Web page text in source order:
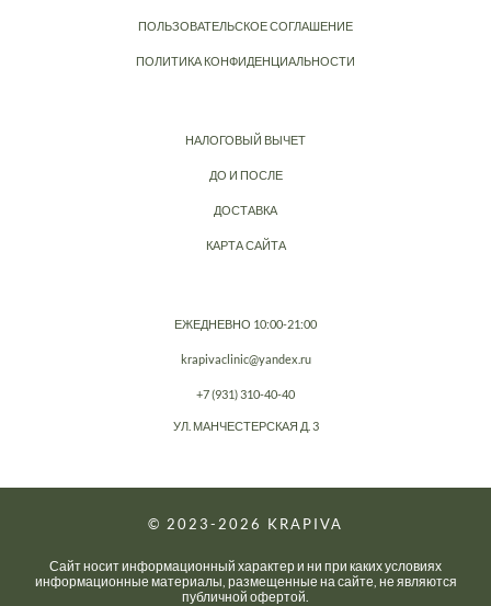
ПОЛЬЗОВАТЕЛЬСКОЕ СОГЛАШЕНИЕ
ПОЛИТИКА КОНФИДЕНЦИАЛЬНОСТИ
НАЛОГОВЫЙ ВЫЧЕТ
ДО И ПОСЛЕ
ДОСТАВКА
КАРТА САЙТА
ЕЖЕДНЕВНО 10:00-21:00
krapivaclinic@yandex.ru
+7 (931) 310-40-40
УЛ. МАНЧЕСТЕРСКАЯ Д. 3
© 2023-2026 KRAPIVA
Сайт носит информационный характер и ни при каких условиях
информационные материалы, размещенные на сайте, не являются
публичной офертой.